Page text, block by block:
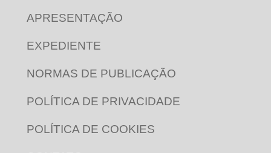
APRESENTAÇÃO
EXPEDIENTE
NORMAS DE PUBLICAÇÃO
POLÍTICA DE PRIVACIDADE
POLÍTICA DE COOKIES